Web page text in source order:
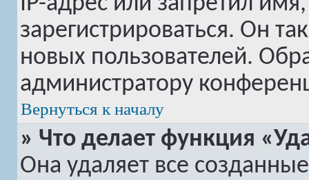
зарегистрироваться. Он
новых пользователей.
администратору
Вернуться к началу
» Что делает функция
Она удаляет все